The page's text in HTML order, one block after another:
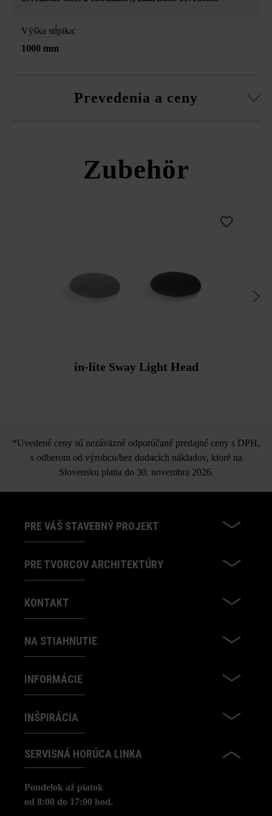
Výška stĺpika:
1000 mm
Prevedenia a ceny
Zubehör
in-lite Sway Light Head
*Uvedené ceny sú nezáväzné odporúčané predajné ceny s DPH,
s odberom od výrobcu/bez dodacích nákladov, ktoré na
Slovensku platia do 30. novembra 2026.
PRE VÁŠ STAVEBNÝ PROJEKT
PRE TVORCOV ARCHITEKTÚRY
KONTAKT
NA STIAHNUTIE
INFORMÁCIE
INŠPIRÁCIA
SERVISNÁ HORÚCA LINKA
Pondelok až piatok
od 8:00 do 17:00 hod.